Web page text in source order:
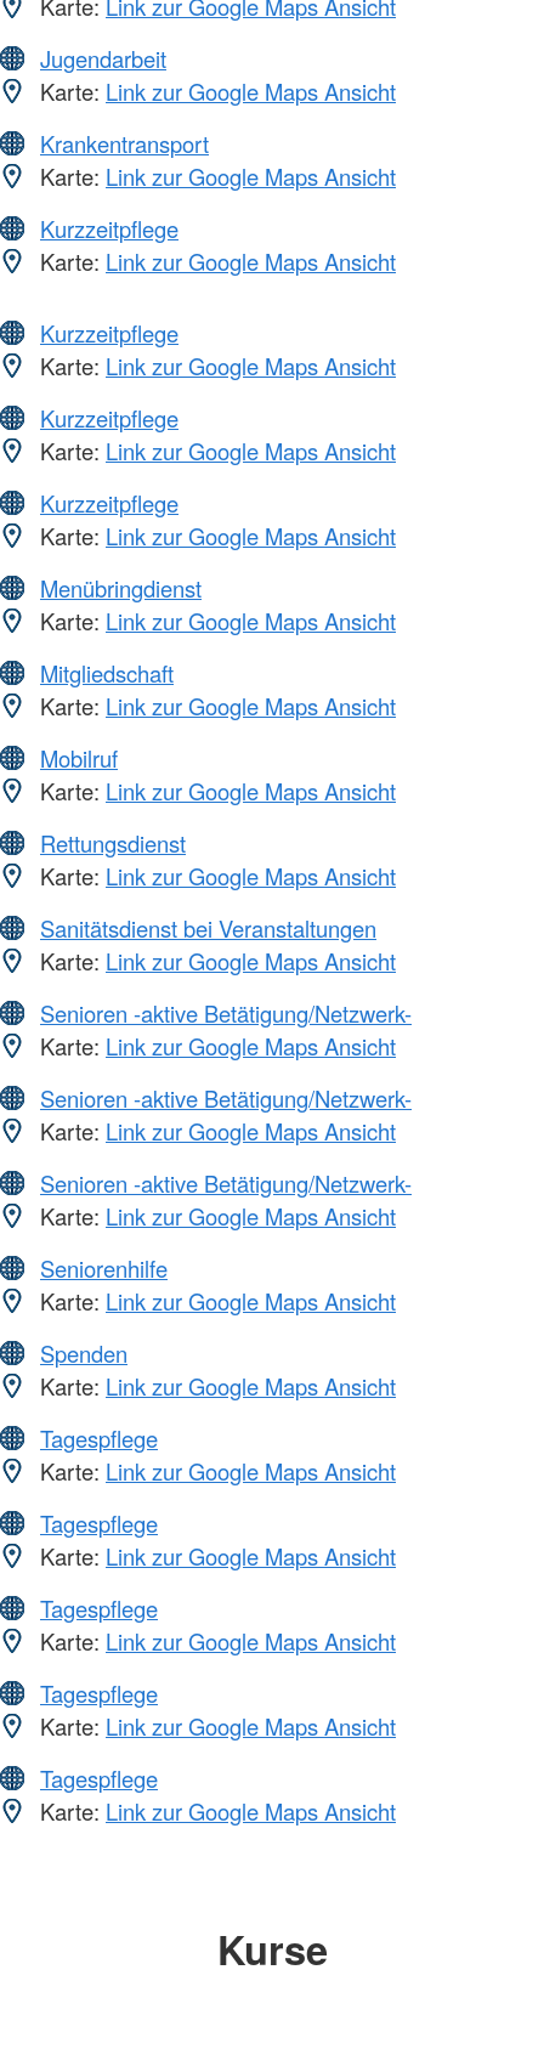
Karte: Link zur Google Maps Ansicht
Jugendarbeit
Karte: Link zur Google Maps Ansicht
Krankentransport
Karte: Link zur Google Maps Ansicht
Kurzzeitpflege
Karte: Link zur Google Maps Ansicht
Kurzzeitpflege
Karte: Link zur Google Maps Ansicht
Kurzzeitpflege
Karte: Link zur Google Maps Ansicht
Kurzzeitpflege
Karte: Link zur Google Maps Ansicht
Menübringdienst
Karte: Link zur Google Maps Ansicht
Mitgliedschaft
Karte: Link zur Google Maps Ansicht
Mobilruf
Karte: Link zur Google Maps Ansicht
Rettungsdienst
Karte: Link zur Google Maps Ansicht
Sanitätsdienst bei Veranstaltungen
Karte: Link zur Google Maps Ansicht
Senioren -aktive Betätigung/Netzwerk-
Karte: Link zur Google Maps Ansicht
Senioren -aktive Betätigung/Netzwerk-
Karte: Link zur Google Maps Ansicht
Senioren -aktive Betätigung/Netzwerk-
Karte: Link zur Google Maps Ansicht
Seniorenhilfe
Karte: Link zur Google Maps Ansicht
Spenden
Karte: Link zur Google Maps Ansicht
Tagespflege
Karte: Link zur Google Maps Ansicht
Tagespflege
Karte: Link zur Google Maps Ansicht
Tagespflege
Karte: Link zur Google Maps Ansicht
Tagespflege
Karte: Link zur Google Maps Ansicht
Tagespflege
Karte: Link zur Google Maps Ansicht
Kurse